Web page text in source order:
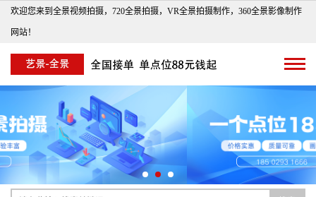
欢迎您来到全景视频拍摄，720全景拍摄，VR全景拍摄制作，360全景影像制作
网站！